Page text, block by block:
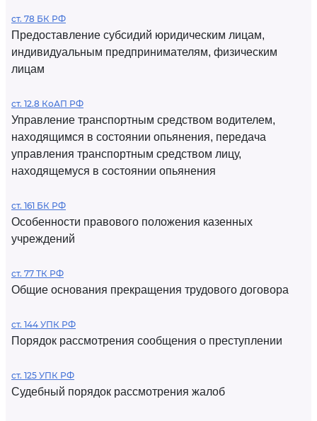
ст. 78 БК РФ
Предоставление субсидий юридическим лицам,
индивидуальным предпринимателям, физическим
лицам
ст. 12.8 КоАП РФ
Управление транспортным средством водителем,
находящимся в состоянии опьянения, передача
управления транспортным средством лицу,
находящемуся в состоянии опьянения
ст. 161 БК РФ
Особенности правового положения казенных
учреждений
ст. 77 ТК РФ
Общие основания прекращения трудового договора
ст. 144 УПК РФ
Порядок рассмотрения сообщения о преступлении
ст. 125 УПК РФ
Судебный порядок рассмотрения жалоб